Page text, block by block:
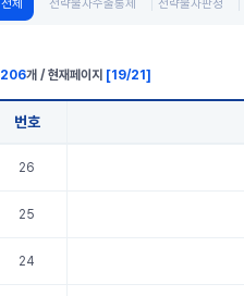
전체 전략물자수출통제 전략물자판정
206개 / 현재페이지 [19/21 ]
번호
26
25
24